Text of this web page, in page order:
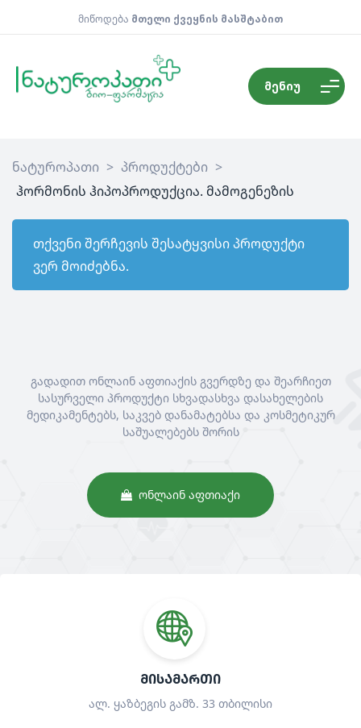
მიწოდება მთელი ქვეყნის მასშტაბით
მენიუ
ნატუროპათი > პროდუქტები >
ჰორმონის ჰიპოპროდუქცია. მამოგენეზის
თქვენი შერჩევის შესატყვისი პროდუქტი
ვერ მოიძებნა.
გადადით ონლაინ აფთიაქის გვერდზე და შეარჩიეთ
სასურველი პროდუქტი სხვადასხვა დასახელების
მედიკამენტებს, საკვებ დანამატებსა და კოსმეტიკურ
საშუალებებს შორის
ᲝᲜᲚᲐᲘᲜ ᲐᲤᲗᲘᲐᲥᲘ
ᲛᲘᲡᲐᲛᲐᲠᲗᲘ
ალ. ყაზბეგის გამზ. 33 თბილისი